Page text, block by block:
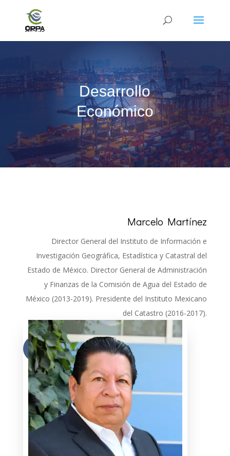
Desarrollo
Económico
Marcelo Martínez
Director General del Insti­tuto de Información e
Investigación Geográfica, Estadística y Catastral del
Estado de México. Director General de Administración
y Finanzas de la Comisión de Agua del Estado de
México (2013-2019). Presidente del Instituto Mexicano
del Catastro (2016-2017).
Más